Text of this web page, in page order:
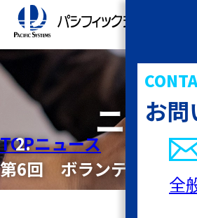
お
全
ニュ
TOPニュース
第6回 ボランティア活